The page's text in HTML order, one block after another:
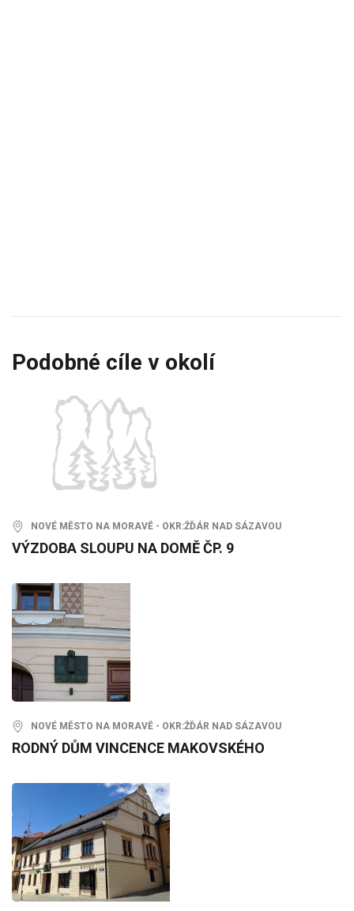
Podobné cíle v okolí
NOVÉ MĚSTO NA MORAVĚ - OKR:ŽĎÁR NAD SÁZAVOU
VÝZDOBA SLOUPU NA DOMĚ ČP. 9
NOVÉ MĚSTO NA MORAVĚ - OKR:ŽĎÁR NAD SÁZAVOU
RODNÝ DŮM VINCENCE MAKOVSKÉHO